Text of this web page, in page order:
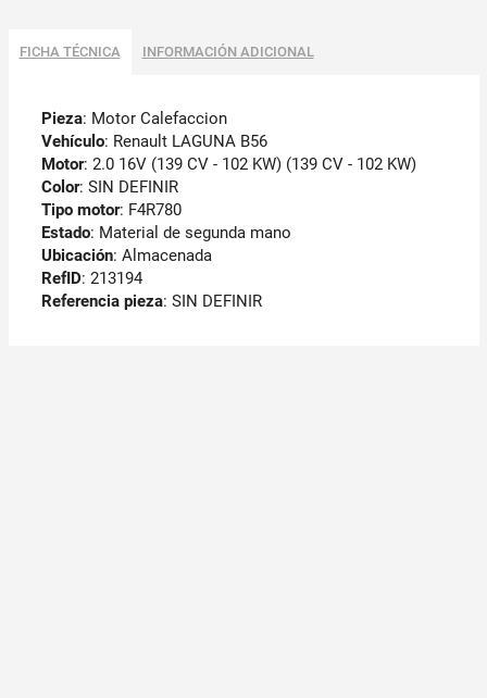
FICHA TÉCNICA INFORMACIÓN ADICIONAL
Pieza: Motor Calefaccion
Vehículo: Renault LAGUNA B56
Motor: 2.0 16V (139 CV - 102 KW) (139 CV - 102 KW)
Color: SIN DEFINIR
Tipo motor: F4R780
Estado: Material de segunda mano
Ubicación: Almacenada
RefID: 213194
Referencia pieza: SIN DEFINIR